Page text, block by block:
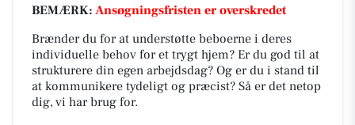
BEMÆRK: Ansøgningsfristen er overskredet
Brænder du for at understøtte beboerne i deres
individuelle behov for et trygt hjem? Er du god til at
strukturere din egen arbejdsdag? Og er du i stand til
at kommunikere tydeligt og præcist? Så er det netop
dig, vi har brug for.